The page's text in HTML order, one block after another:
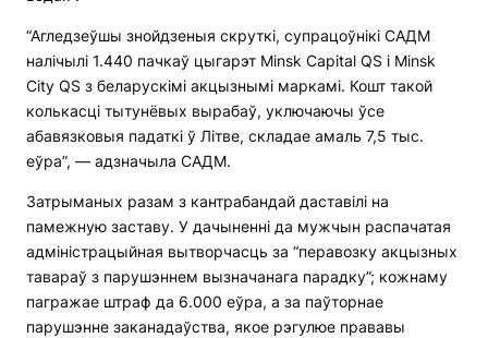
“Агледзеўшы знойдзеныя скруткі, супрацоўнікі САДМ
налічылі 1.440 пачкаў цыгарэт Minsk Capital QS і Minsk
City QS з беларускімі акцызнымі маркамі. Кошт такой
колькасці тытунёвых вырабаў, уключаючы ўсе
абавязковыя падаткі ў Літве, складае амаль 7,5 тыс.
еўра”, — адзначыла САДМ.
Затрыманых разам з кантрабандай даставілі на
памежную заставу. У дачыненні да мужчын распачатая
адміністрацыйная вытворчасць за “перавозку акцызных
тавараў з парушэннем вызначанага парадку”; кожнаму
пагражае штраф да 6.000 еўра, а за паўторнае
парушэнне заканадаўства, якое рэгулюе прававы